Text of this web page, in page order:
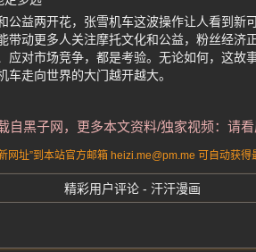
公益两开花，张雪机车这波操作让人看到新
带动更多人关注摩托文化和公益，粉丝经济
应对市场竞争，都是考验。无论如何，这故
走向世界的大门越开越大。
自黑子网，更多本文资料/独家视频：请
址”到本站官方邮箱 heizi.me@pm.me 可自动获得
精彩用户评论 - 汗汗漫画